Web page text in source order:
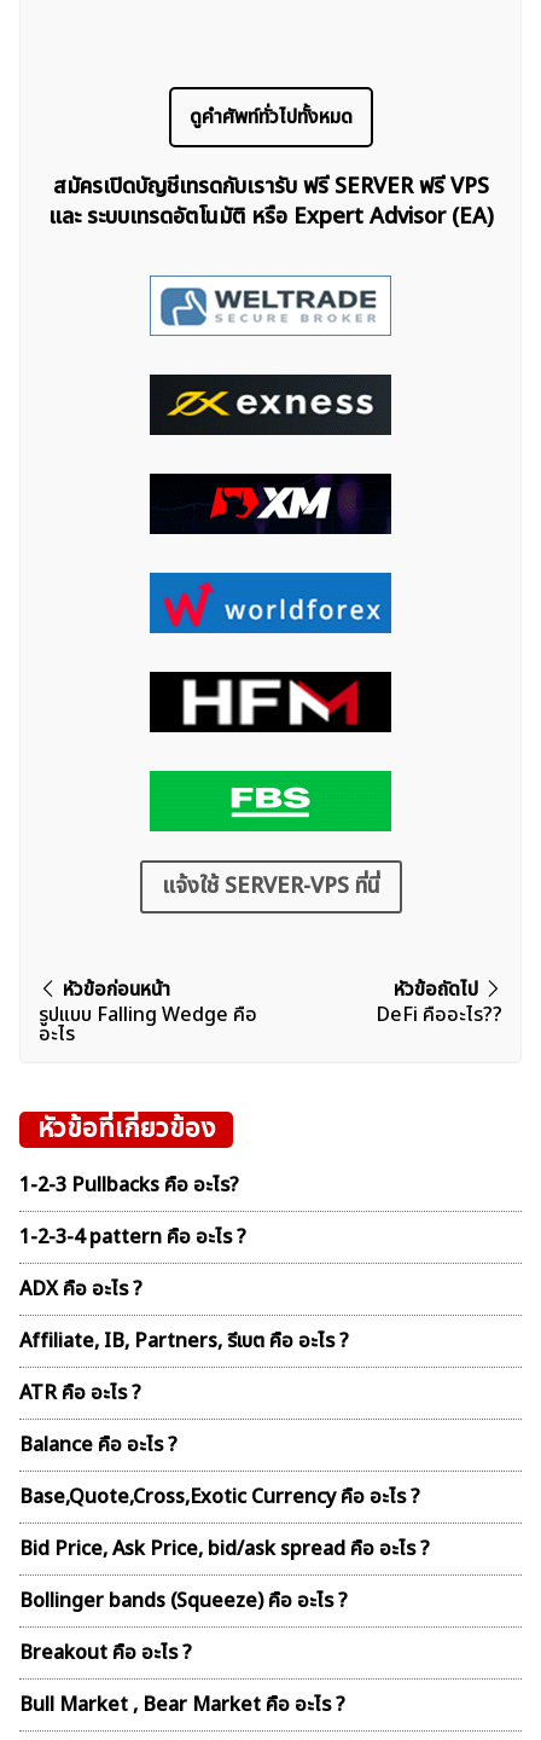
ดูคำศัพท์ทั่วไปทั้งหมด
สมัครเปิดบัญชีเทรดกับเรารับ ฟรี SERVER ฟรี VPS
และ ระบบเทรดอัตโนมัติ หรือ Expert Advisor (EA)
แจ้งใช้ SERVER-VPS ที่นี่
แนะแนว
เรื่อง
หัวข้อก่อนหน้า
รูปแบบ Falling Wedge คือ
อะไร
หัวข้อถัดไป
DeFi คืออะไร??
หัวข้อที่เกี่ยวข้อง
1-2-3 Pullbacks คือ อะไร?
1-2-3-4 pattern คือ อะไร ?
ADX คือ อะไร ?
Affiliate, IB, Partners, รีเบต คือ อะไร ?
ATR คือ อะไร ?
Balance คือ อะไร ?
Base,Quote,Cross,Exotic Currency คือ อะไร ?
Bid Price, Ask Price, bid/ask spread คือ อะไร ?
Bollinger bands (Squeeze) คือ อะไร ?
Breakout คือ อะไร ?
Bull Market , Bear Market คือ อะไร ?